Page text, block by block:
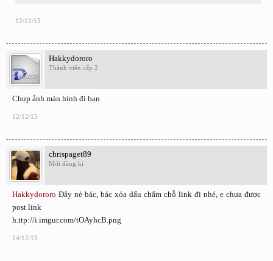
12/12/15
Hakkydororo
Thành viên cấp 2
Chụp ảnh màn hình đi bạn
12/12/15
chrispaget89
Mới đăng kí
Hakkydororo Đây nè bác, bác xóa dấu chấm chỗ link đi nhé, e chưa được
post link
h.ttp://i.imgur.com/tOAyhcB.png
14/12/15